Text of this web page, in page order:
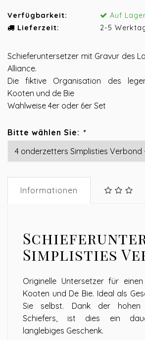
Verfügbarkeit:
Auf
Lieferzeit:
2-5
Schieferuntersetzer mit Gravur des
Alliance.
Die fiktive Organisation des
Kooten und de Bie
Wahlweise 4er oder 6er Set
Bitte wählen Sie: *
Informationen
Simplisties
Originelle Untersetzer für
Kooten und De Bie. Ideal als
Sie selbst. Dank der
Schiefers, ist dies ein
langlebiges Geschenk.